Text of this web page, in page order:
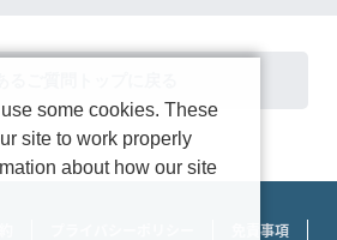
免責事項
some cookies. These
site to work properly
about how our site